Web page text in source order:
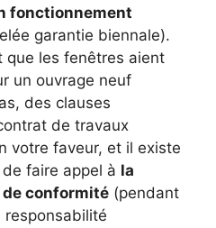
fonctionnement
garantie biennale).
que les fenêtres aient
un ouvrage neuf
des clauses
de travaux
votre faveur, et il existe
faire appel à la
conformité (pendant
responsabilité